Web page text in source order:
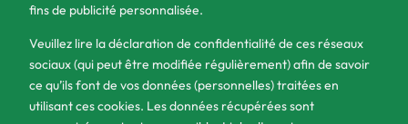
fins de publicité personnalisée.
Veuillez lire la déclaration de confidentialité de ces réseaux
sociaux (qui peut être modifiée régulièrement) afin de savoir
ce qu’ils font de vos données (personnelles) traitées en
utilisant ces cookies. Les données récupérées sont